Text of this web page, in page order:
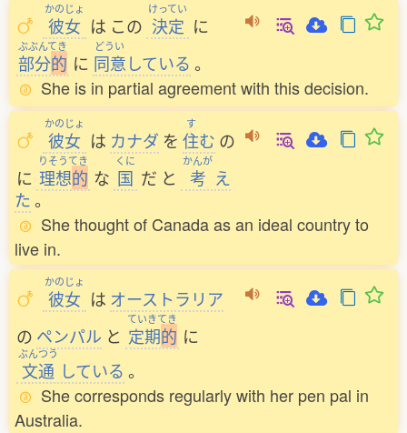
かのじょ
彼女 は この
けってい
決定 に
ぶぶんてき
部分的 に
どうい
同意している 。
She is in partial agreement with this decision.
かのじょ
彼女 は カナダ を
す
住む の
に
りそうてき
理想的 な
くに
国 だ と
かんが
考 え
た。
She thought of Canada as an ideal country to
live in.
かのじょ
彼女 は オーストラリア
の ペンパル と
ていきてき
定期的 に
ぶんつう
文通 している 。
She corresponds regularly with her pen pal in
Australia.